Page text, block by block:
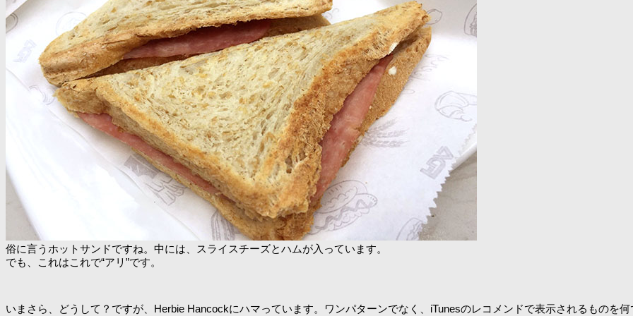
俗に言うホットサンドですね。中には、スライスチーズとハムが入っています。
でも、これはこれで“アリ”です。
いまさら、どうして？ですが、Herbie Hancockにハマっています。ワンパターンでなく、iTunesのレコメンドで表示されるものを何